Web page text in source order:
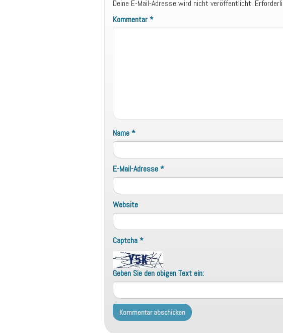
Deine E-Mail-Adresse wird nicht veröffentlicht.
Kommentar*
Name*
E-Mail-Adresse*
Website
Captcha*
Geben Sie den obigen Text ein: